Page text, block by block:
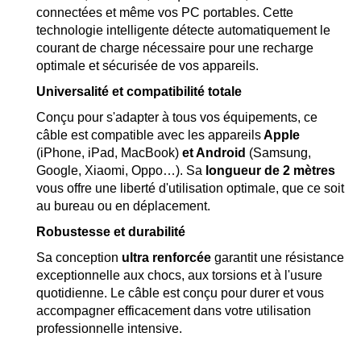
connectées et même vos PC portables. Cette
technologie intelligente détecte automatiquement le
courant de charge nécessaire pour une recharge
optimale et sécurisée de vos appareils.
Universalité et compatibilité totale
Conçu pour s'adapter à tous vos équipements, ce
câble est compatible avec les appareilsApple
(iPhone, iPad, MacBook) et Android (Samsung,
Google, Xiaomi, Oppo…). Sa longueur de 2 mètres
vous offre une liberté d'utilisation optimale, que ce soit
au bureau ou en déplacement.
Robustesse et durabilité
Sa conception ultra renforcée garantit une résistance
exceptionnelle aux chocs, aux torsions et à l'usure
quotidienne. Le câble est conçu pour durer et vous
accompagner efficacement dans votre utilisation
professionnelle intensive.